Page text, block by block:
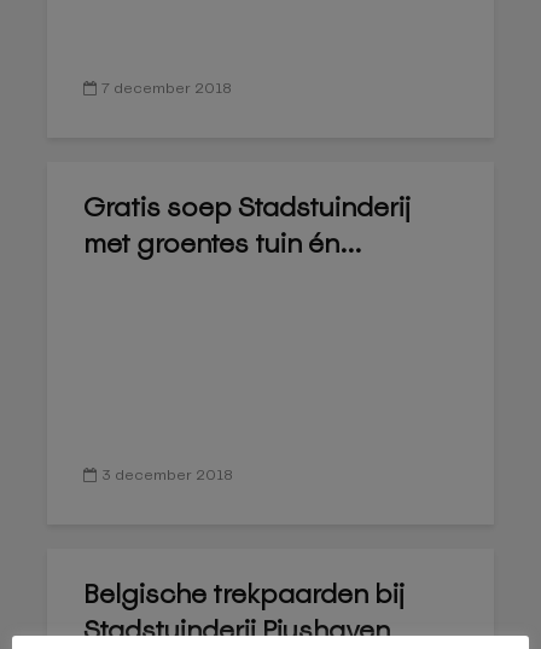
7 december 2018
Gratis soep Stadstuinderij
met groentes tuin én...
3 december 2018
Belgische trekpaarden bij
Stadstuinderij Piushaven